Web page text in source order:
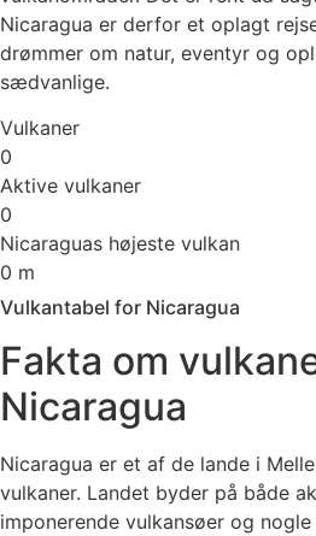
Nicaragua er derfor et oplagt
drømmer om natur, eventyr og
sædvanlige.
Vulkaner
0
Aktive vulkaner
0
Nicaraguas højeste vulkan
0 m
Vulkantabel for Nicaragua
Fakta om
Nicaragua
Nicaragua er et af de lande i
vulkaner. Landet byder på både
imponerende vulkansøer og